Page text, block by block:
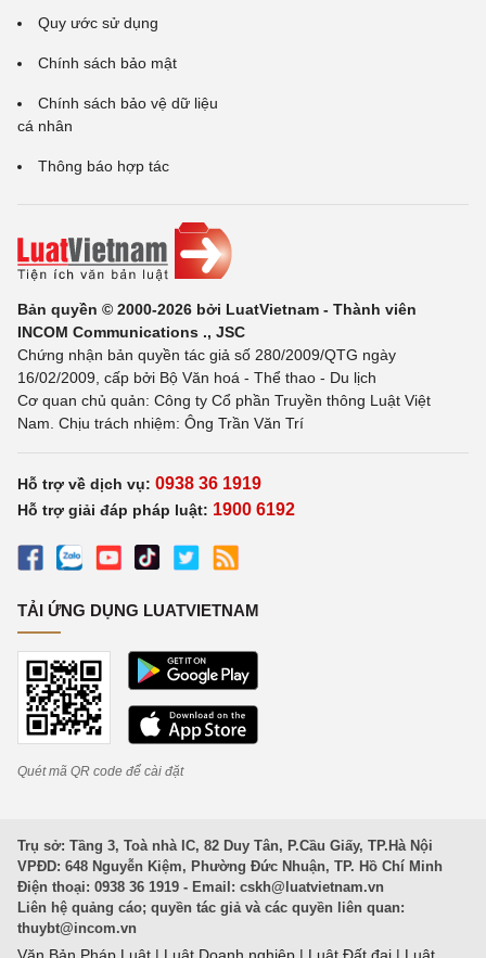
Quy ước sử dụng
Chính sách bảo mật
Chính sách bảo vệ dữ liệu
cá nhân
Thông báo hợp tác
Bản quyền © 2000-2026 bởi LuatVietnam - Thành viên
INCOM Communications ., JSC
Chứng nhận bản quyền tác giả số 280/2009/QTG ngày
16/02/2009, cấp bởi Bộ Văn hoá - Thể thao - Du lịch
Cơ quan chủ quản: Công ty Cổ phần Truyền thông Luật Việt
Nam. Chịu trách nhiệm: Ông Trần Văn Trí
Hỗ trợ về dịch vụ: 0938 36 1919
Hỗ trợ giải đáp pháp luật: 1900 6192
TẢI ỨNG DỤNG LUATVIETNAM
Quét mã QR code để cài đặt
Trụ sở: Tầng 3, Toà nhà IC, 82 Duy Tân, P.Cầu Giấy, TP.Hà Nội
VPĐD: 648 Nguyễn Kiệm, Phường Đức Nhuận, TP. Hồ Chí Minh
Điện thoại: 0938 36 1919 - Email: cskh@luatvietnam.vn
Liên hệ quảng cáo; quyền tác giả và các quyền liên quan:
thuybt@incom.vn